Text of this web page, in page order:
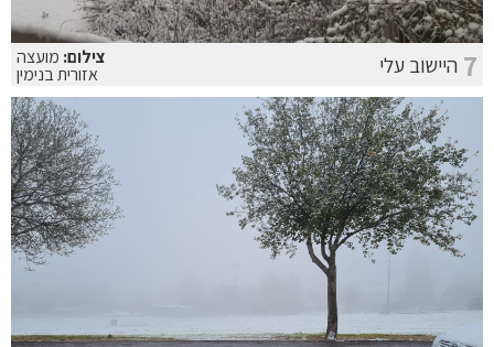
7 היישוב עלי צילום: מועצה
אזורית בנימין